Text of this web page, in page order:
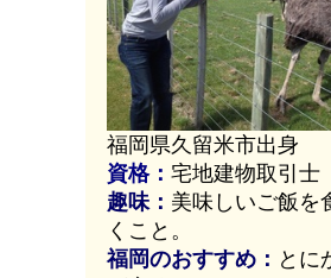
福岡県久留米市出身
資格： 宅地建物取引士
趣味： 美味しいご飯を
くこと。
福岡のおすすめ： とに